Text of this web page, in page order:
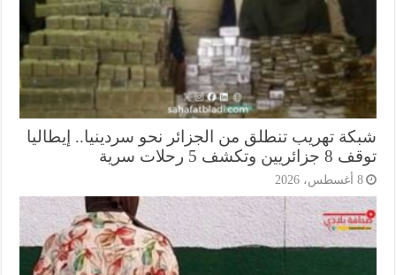
تهريب تنطلق من الجزائر نحو سردينيا.. إيطاليا
وتكشف 5 رحلات سرية